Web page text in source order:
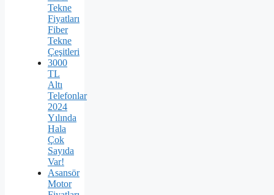
Tekne
Fiyatları
Fiber
Tekne
Çeşitleri
3000
TL
Altı
Telefonlar
2024
Yılında
Hala
Çok
Sayıda
Var!
Asansör
Motor